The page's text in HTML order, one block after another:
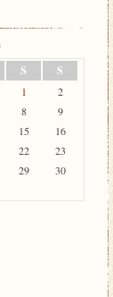
S S
1
2
8
9
15
16
22
23
29
30